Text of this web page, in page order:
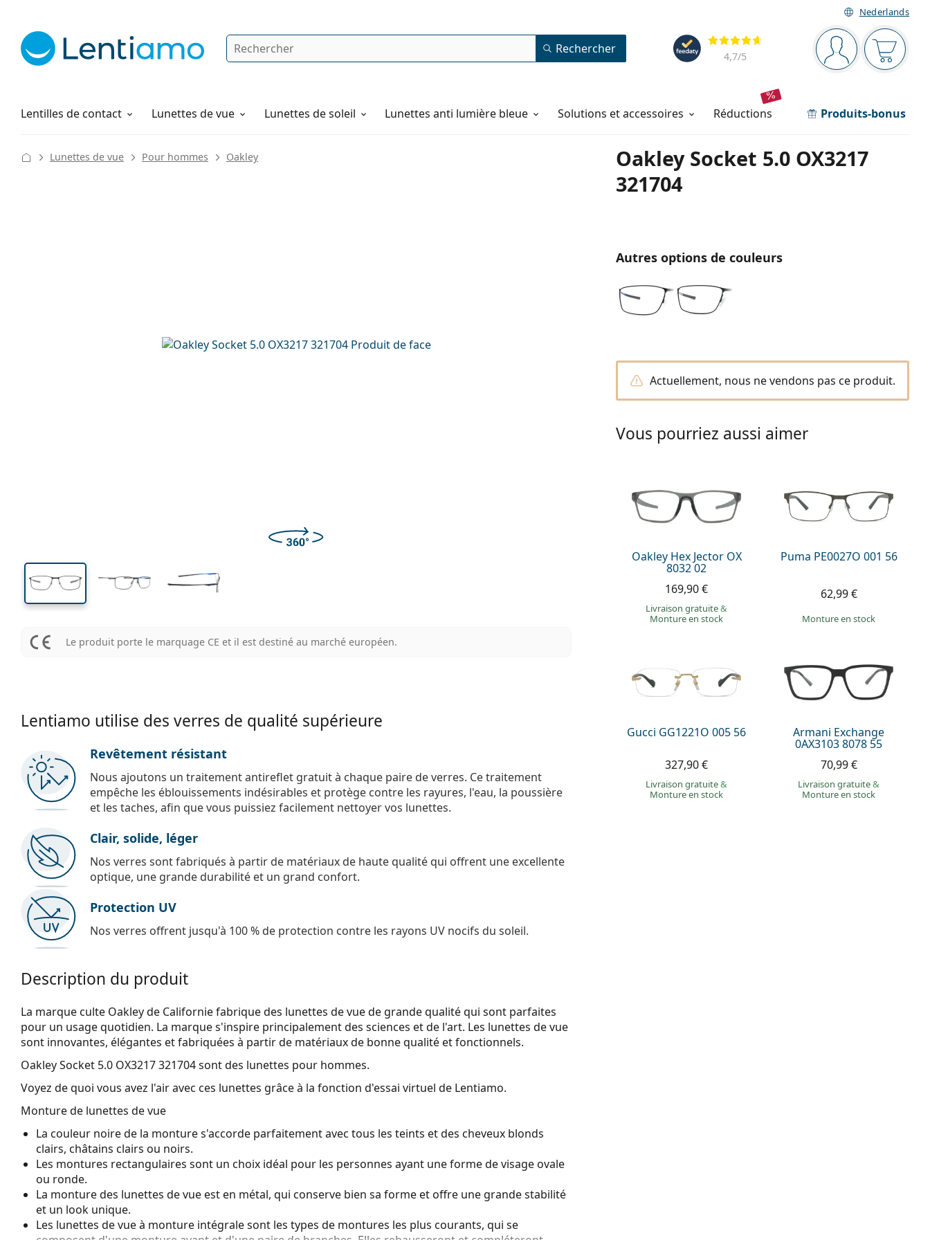
Nederlands
Barre de navigation
Vous êtesVotre
Évaluation
4,7/5
Rechercher Rechercher
Lentilles de contact
Solutions Lunettes de vue Lunettes de soleil Lunettes anti lumière bleue Solutions et accessoires réductions Produits-bonus
Comment commander
Oakley Socket 5.0 OX3217
321704
Lunettes de vue Pour hommes Oakley
Le produit porte le marquage CE et il est destiné au marché européen.
Autres options de couleurs
Actuellement, nous ne vendons pas ce produit.
Vous pourriez aussi aimer
Oakley Hex Jector OX
8032 02
169,90 €
Livraison gratuite&
Monture en stock
Puma PE0027O 001 56
62,99 €
Monture en stock
Gucci GG1221O 005 56
327,90 €
Livraison gratuite&
Monture en stock
Armani Exchange
0AX3103 8078 55
70,99 €
Livraison gratuite&
Monture en stock
Lentiamo utilise des verres de qualité supérieure
Revêtement résistant
Nous ajoutons un traitement antireflet gratuit à chaque paire de verres. Ce traitement
empêche les éblouissements indésirables et protège contre les rayures, l'eau, la poussière
et les taches, afin que vous puissiez facilement nettoyer vos lunettes.
Clair, solide, léger
Nos verres sont fabriqués à partir de matériaux de haute qualité qui offrent une excellente
optique, une grande durabilité et un grand confort.
Protection UV
Nos verres offrent jusqu'à 100 % de protection contre les rayons UV nocifs du soleil.
Description du produit
La marque culte Oakley de Californie fabrique des lunettes de vue de grande qualité qui sont parfaites
pour un usage quotidien. La marque s'inspire principalement des sciences et de l'art. Les lunettes de vue
sont innovantes, élégantes et fabriquées à partir de matériaux de bonne qualité et fonctionnels.
Oakley Socket 5.0 OX3217 321704sont des lunettes pour hommes.
Voyez de quoi vous avez l'air avec ces lunettes grâce à la fonction d'essai virtuel de Lentiamo.
Monture de lunettes de vue
La couleur noire de la monture s'accorde parfaitement avec tous les teints et des cheveux blonds
clairs, châtains clairs ou noirs.
Les montures rectangulaires sont un choix idéal pour les personnes ayant une forme de visage ovale
ou ronde.
La monture des lunettes de vue est en métal, qui conserve bien sa forme et offre une grande stabilité
et un look unique.
Les lunettes de vue à monture intégrale sont les types de montures les plus courants, qui se